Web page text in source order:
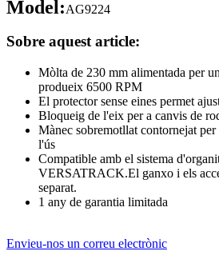
Model:AG9224
Sobre aquest article:
Mòlta de 230 mm alimentada per
produeix 6500 RPM
El protector sense eines permet
Bloqueig de l'eix per a canvis de
Mànec sobremotllat contornejat
l'ús
Compatible amb el sistema
VERSATRACK.El ganxo i els
separat.
1 any de garantia limitada
Envieu-nos un correu electrònic